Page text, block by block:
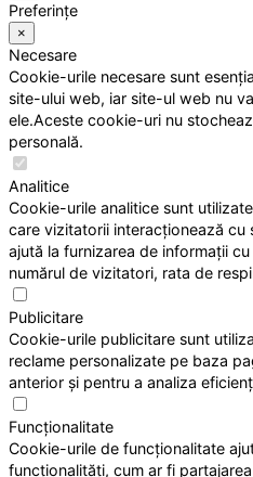
Preferințe
×
Necesare
Cookie-urile necesare sunt
site-ului web, iar site-ul web nu
ele.Aceste cookie-uri nu
personală.
Analitice
Cookie-urile analitice sunt
care vizitatorii interacționează
ajută la furnizarea de informații
numărul de vizitatori, rata de
Publicitare
Cookie-urile publicitare sunt
reclame personalizate pe baza
anterior și pentru a analiza
Funcționalitate
Cookie-urile de funcționalitate
funcționalități, cum ar fi